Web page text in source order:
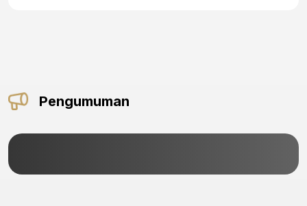
Pengumuman